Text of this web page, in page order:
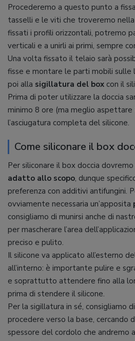
Procederemo a questo punto a
tasselli e le viti che troveremo
fissati i profili orizzontali, potremo
verticali e a unirli ai primi, sempre
Una volta fissato il telaio sarà
fisse e montare le parti mobili sulle
poi alla sigillatura del box con il
Prima di poter utilizzare la doccia
minimo 8 ore (ma meglio
l’asciugatura completa del silicone.
Come siliconare il box
Per siliconare il box doccia
adatto allo scopo, dunque
preferenza con additivi antifungini.
ovviamente necessaria un’apposita
consigliamo di munirsi anche di
per mascherare l’area
preciso e pulito.
Il silicone va applicato all’esterno
all’interno: è importante pulire e
e soprattutto attendere fino alla
prima di stendere il silicone.
Per la sigillatura in sé, consigliamo
procedere verso la base, cercando
spessore del cordolo che andremo